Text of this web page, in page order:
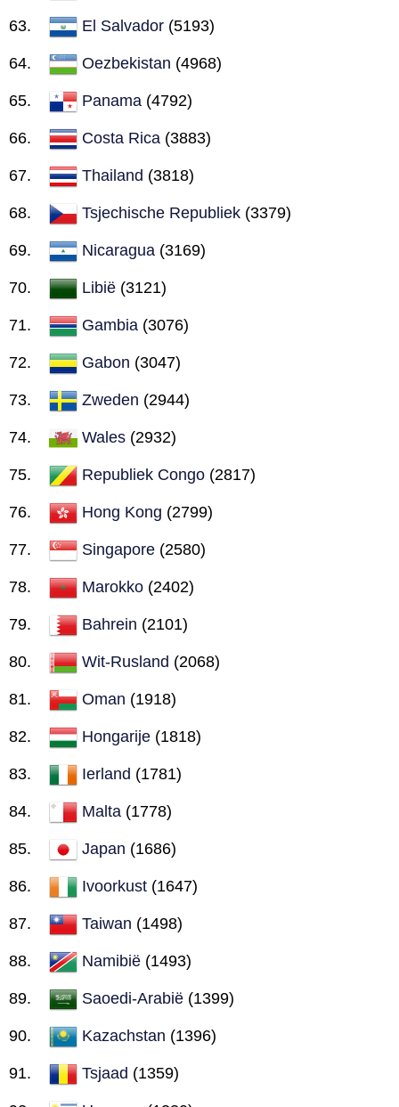
El Salvador (5193)
Oezbekistan (4968)
Panama (4792)
Costa Rica (3883)
Thailand (3818)
Tsjechische Republiek (3379)
Nicaragua (3169)
Libië (3121)
Gambia (3076)
Gabon (3047)
Zweden (2944)
Wales (2932)
Republiek Congo (2817)
Hong Kong (2799)
Singapore (2580)
Marokko (2402)
Bahrein (2101)
Wit-Rusland (2068)
Oman (1918)
Hongarije (1818)
Ierland (1781)
Malta (1778)
Japan (1686)
Ivoorkust (1647)
Taiwan (1498)
Namibië (1493)
Saoedi-Arabië (1399)
Kazachstan (1396)
Tsjaad (1359)